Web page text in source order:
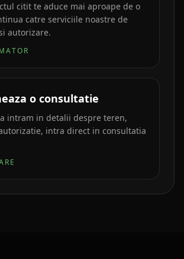
citit te aduce mai aproape de o
catre serviciile noastre de
autorizare.
o consultatie
intram in detalii despre teren,
intra direct in consultatia